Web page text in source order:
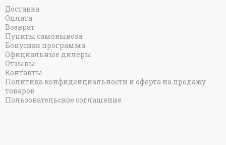
Доставка
Оплата
Возврат
Пункты самовывоза
Бонусная программа
Официальные дилеры
Отзывы
Контакты
Политика конфиденциальности и оферта на продажу
товаров
Пользовательское соглашение